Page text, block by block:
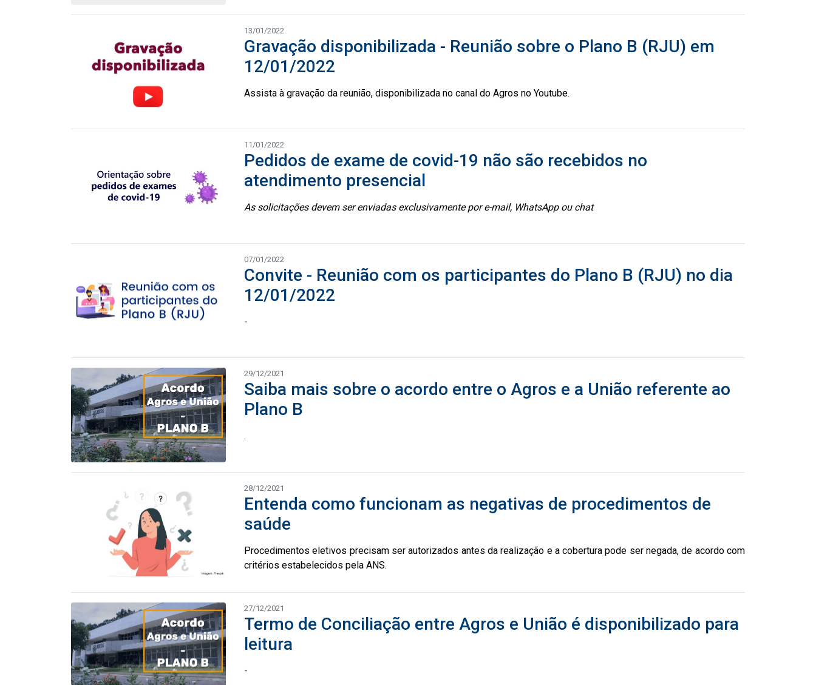
13/01/2022
Gravação disponibilizada - Reunião sobre o Plano B (RJU) em
12/01/2022
Assista à gravação da reunião, disponibilizada no canal do Agros no Youtube.
11/01/2022
Pedidos de exame de covid-19 não são recebidos no
atendimento presencial
As solicitações devem ser enviadas exclusivamente por e-mail, WhatsApp ou chat
07/01/2022
Convite - Reunião com os participantes do Plano B (RJU) no dia
12/01/2022
-
29/12/2021
Saiba mais sobre o acordo entre o Agros e a União referente ao
Plano B
.
28/12/2021
Entenda como funcionam as negativas de procedimentos de
saúde
Procedimentos eletivos precisam ser autorizados antes da realização e a cobertura pode ser negada, de acordo com
critérios estabelecidos pela ANS.
27/12/2021
Termo de Conciliação entre Agros e União é disponibilizado para
leitura
-